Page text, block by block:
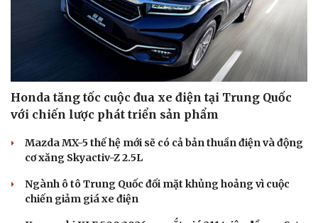
Honda tăng tốc cuộc đua xe điện tại Trung Quốc
với chiến lược phát triển sản phẩm
Mazda MX-5 thế hệ mới sẽ có cả bản thuần điện và động
cơ xăng Skyactiv-Z 2.5L
Ngành ô tô Trung Quốc đối mặt khủng hoảng vì cuộc
chiến giảm giá xe điện